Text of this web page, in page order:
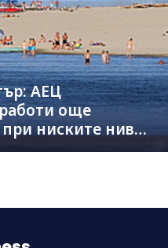
АЕЦ
още
ниските нива